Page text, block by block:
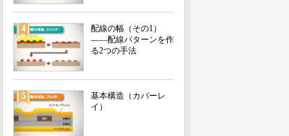
4
配線の幅（その1）
――配線パターンを作
る2つの手法
5
基本構造（カバーレ
イ）